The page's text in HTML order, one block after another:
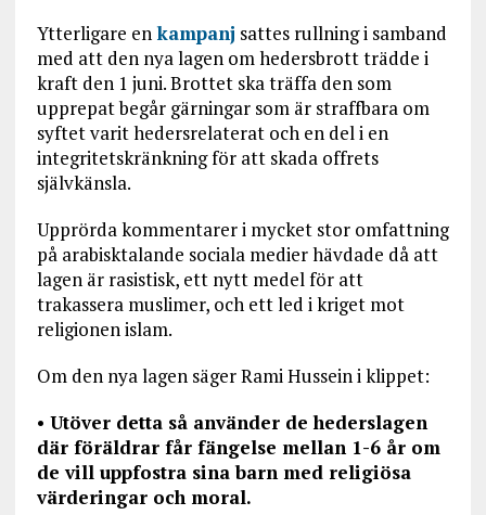
Ytterligare en kampanj sattes rullning i samband
med att den nya lagen om hedersbrott trädde i
kraft den 1 juni. Brottet ska träffa den som
upprepat begår gärningar som är straffbara om
syftet varit hedersrelaterat och en del i en
integritetskränkning för att skada offrets
självkänsla.
Upprörda kommentarer i mycket stor omfattning
på arabisktalande sociala medier hävdade då att
lagen är rasistisk, ett nytt medel för att
trakassera muslimer, och ett led i kriget mot
religionen islam.
Om den nya lagen säger Rami Hussein i klippet:
• Utöver detta så använder de hederslagen
där föräldrar får fängelse mellan 1-6 år om
de vill uppfostra sina barn med religiösa
värderingar och moral.